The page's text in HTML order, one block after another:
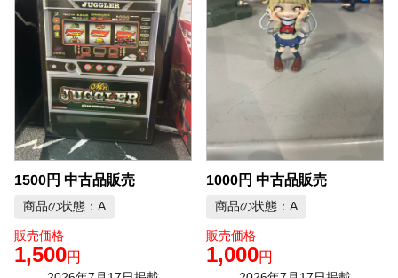
1500円 中古品販売
商品の状態：A
販売価格
1,500円
1000円 中古品販売
商品の状態：A
販売価格
1,000円